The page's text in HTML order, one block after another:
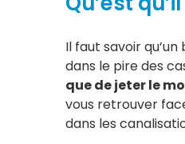
Il faut savoir
dans le pire des
que de jeter le
vous retrouver
dans les